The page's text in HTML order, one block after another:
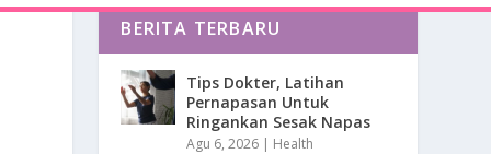
BERITA TERBARU
Tips Dokter, Latihan
Pernapasan Untuk
Ringankan Sesak Napas
Agu 6, 2026 | Health